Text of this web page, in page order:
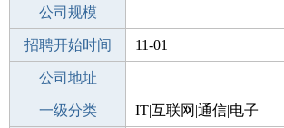
工作地点
公司规模
公司电话
招聘开始时间 11-01
招聘结束时间
公司地址
一级分类 IT|互联网|通信|电子